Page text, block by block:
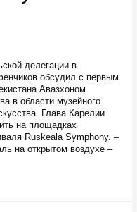
делегации в
обсудил с первым
Авазхоном
в области музейного
Глава Карелии
на площадках
Ruskeala Symphony. –
на открытом воздухе –